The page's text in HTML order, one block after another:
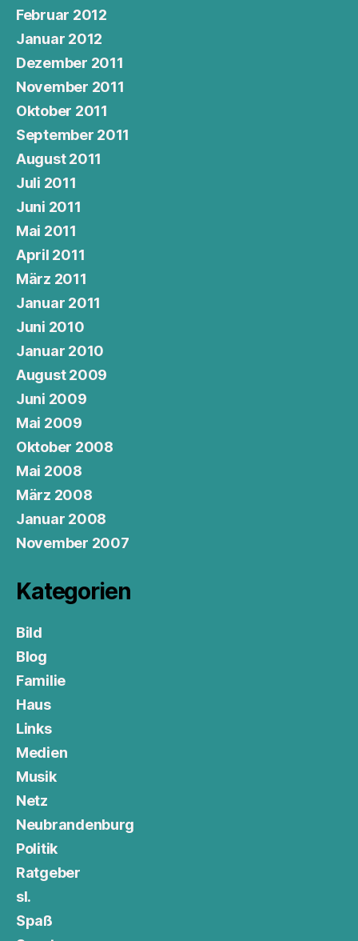
Februar 2012
Januar 2012
Dezember 2011
November 2011
Oktober 2011
September 2011
August 2011
Juli 2011
Juni 2011
Mai 2011
April 2011
März 2011
Januar 2011
Juni 2010
Januar 2010
August 2009
Juni 2009
Mai 2009
Oktober 2008
Mai 2008
März 2008
Januar 2008
November 2007
Kategorien
Bild
Blog
Familie
Haus
Links
Medien
Musik
Netz
Neubrandenburg
Politik
Ratgeber
sl.
Spaß